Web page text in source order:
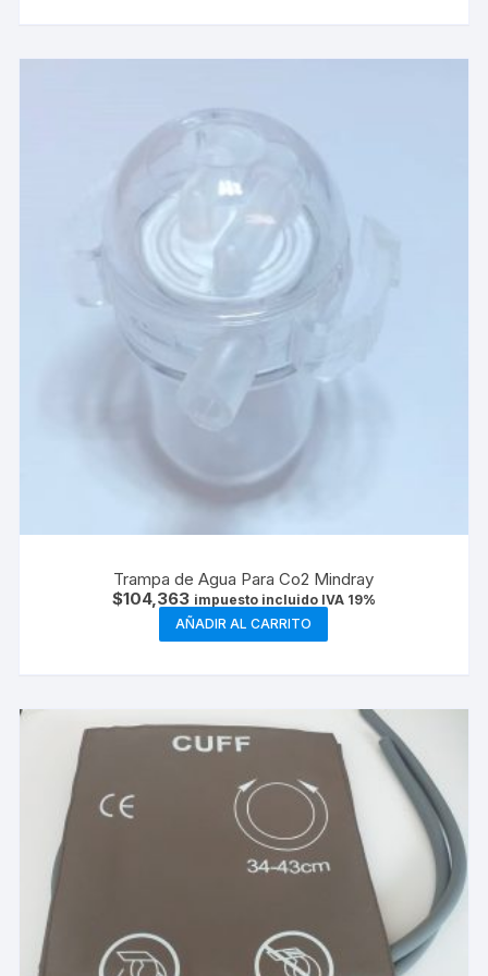
Trampa de Agua Para Co2 Mindray
$104,363 impuesto incluido IVA 19%
AÑADIR AL CARRITO